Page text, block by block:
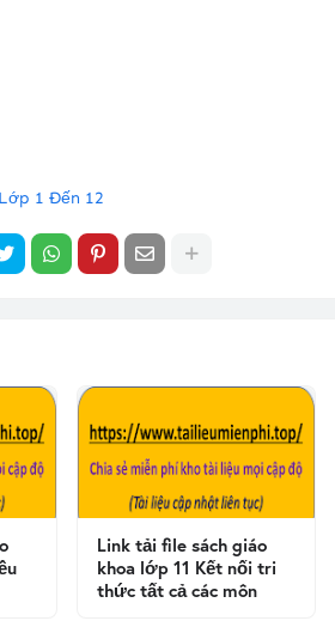
1 Đến 12
Link tải file sách giáo
khoa lớp 11 Kết nối tri
thức tất cả các môn